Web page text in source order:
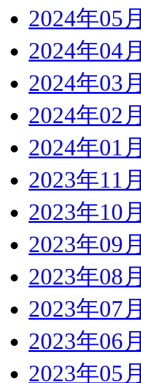
2024年05月
2024年04月
2024年03月
2024年02月
2024年01月
2023年11月
2023年10月
2023年09月
2023年08月
2023年07月
2023年06月
2023年05月